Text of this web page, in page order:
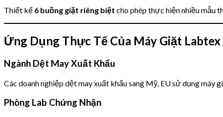
Thiết kế 6 buồng giặt riêng biệt cho phép thực hiện nhiều mẫu
Ứng Dụng Thực Tế Của Máy Giặt
Ngành Dệt May Xuất Khẩu
Các doanh nghiệp dệt may xuất khẩu sang Mỹ, EU sử dụng
Phòng Lab Chứng Nhận